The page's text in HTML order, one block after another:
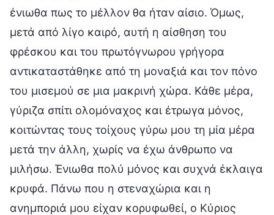
ένιωθα πως το μέλλον θα ήταν αίσιο. Όμως,
μετά από λίγο καιρό, αυτή η αίσθηση του
φρέσκου και του πρωτόγνωρου γρήγορα
αντικαταστάθηκε από τη μοναξιά και τον πόνο
του μισεμού σε μια μακρινή χώρα. Κάθε μέρα,
γύριζα σπίτι ολομόναχος και έτρωγα μόνος,
κοιτώντας τους τοίχους γύρω μου τη μία μέρα
μετά την άλλη, χωρίς να έχω άνθρωπο να
μιλήσω. Ένιωθα πολύ μόνος και συχνά έκλαιγα
κρυφά. Πάνω που η στεναχώρια και η
ανημποριά μου είχαν κορυφωθεί, ο Κύριος